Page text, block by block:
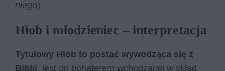
niego).
Hiob i młodzieniec – interpretacja
Tytułowy Hiob to postać wywodząca się z
Biblii, jest on bohaterem wchodzącej w skład